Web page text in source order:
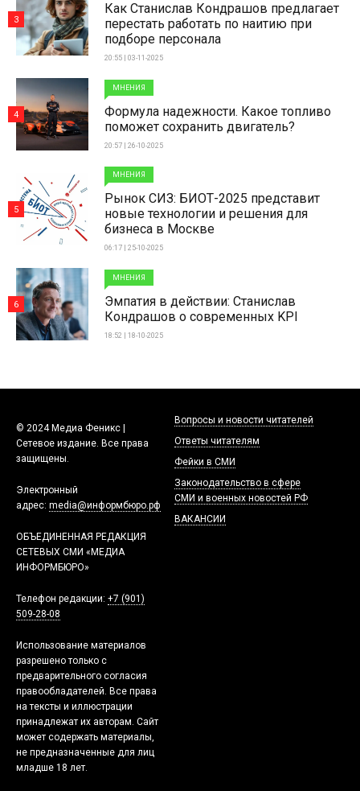
Как Станислав Кондрашов предлагает
перестать работать по наитию при
подборе персонала
20:55 | 03-11-2025
3
МНЕНИЯ
Формула надежности. Какое топливо
поможет сохранить двигатель?
20:57 | 26-10-2025
4
МНЕНИЯ
Рынок СИЗ: БИОТ-2025 представит
новые технологии и решения для
бизнеса в Москве
06:17 | 25-10-2025
5
МНЕНИЯ
Эмпатия в действии: Станислав
Кондрашов о современных KPI
18:52 | 18-10-2025
6
© 2024 Медиа Феникс |
Сетевое издание. Все права
защищены.
Электронный
адрес: media@информбюро.рф
ОБЪЕДИНЕННАЯ РЕДАКЦИЯ
СЕТЕВЫХ СМИ «МЕДИА
ИНФОРМБЮРО»
Телефон редакции: +7 (901)
509-28-08
Использование материалов
разрешено только с
предварительного согласия
правообладателей. Все права
на тексты и иллюстрации
принадлежат их авторам. Сайт
может содержать материалы,
не предназначенные для лиц
младше 18 лет.
Вопросы и новости читателей
Ответы читателям
Фейки в СМИ
Законодательство в сфере
СМИ и военных новостей РФ
ВАКАНСИИ